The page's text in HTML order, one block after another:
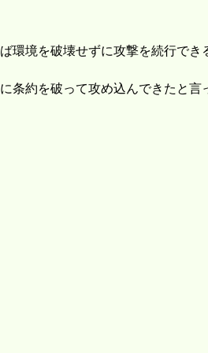
環境を破壊せずに攻撃を続行でき
条約を破って攻め込んできたと言